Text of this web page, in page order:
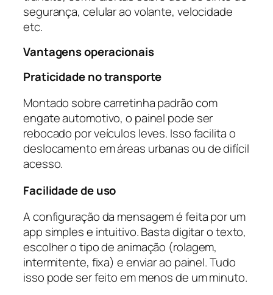
segurança, celular ao volante, velocidade
etc.
Vantagens operacionais
Praticidade no transporte
Montado sobre carretinha padrão com
engate automotivo, o painel pode ser
rebocado por veículos leves. Isso facilita o
deslocamento em áreas urbanas ou de difícil
acesso.
Facilidade de uso
A configuração da mensagem é feita por um
app simples e intuitivo. Basta digitar o texto,
escolher o tipo de animação (rolagem,
intermitente, fixa) e enviar ao painel. Tudo
isso pode ser feito em menos de um minuto.